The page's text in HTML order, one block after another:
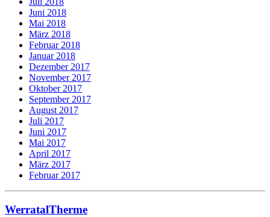
Juni 2018
Mai 2018
März 2018
Februar 2018
Januar 2018
Dezember 2017
November 2017
Oktober 2017
September 2017
August 2017
Juli 2017
Juni 2017
Mai 2017
April 2017
März 2017
Februar 2017
WerratalTherme